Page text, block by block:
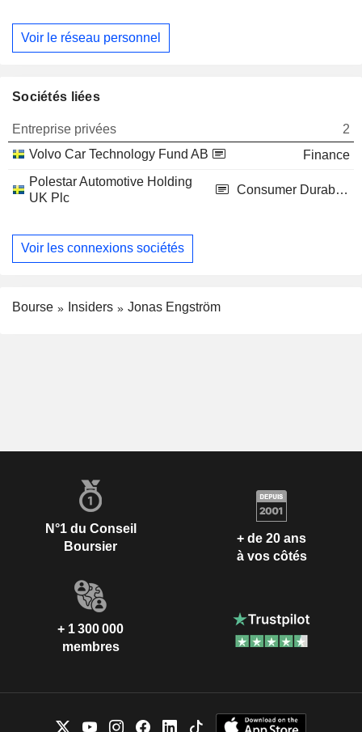
Voir le réseau personnel
Sociétés liées
Entreprise privées
2
Volvo Car Technology Fund AB
Finance
Polestar Automotive Holding
UK Plc
Consumer Durables
Voir les connexions sociétés
Bourse Insiders Jonas Engström
N°1 du Conseil
Boursier
+ de 20 ans
à vos côtés
+ 1 300 000
membres